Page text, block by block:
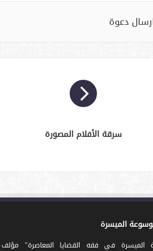
دعوة
سرقة الأفلام المصورة
الميسرة
الميسرة في فقه القضايا المعاصرة" مؤلف